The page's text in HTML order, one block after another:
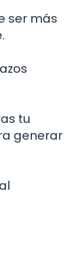
ser más
tu
generar